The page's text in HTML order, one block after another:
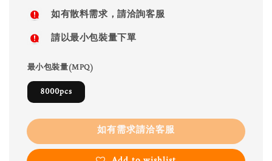
如有散料需求，請洽詢客服
請以最小包裝量下單
最小包裝量(MPQ)
8000pcs
如有需求請洽客服